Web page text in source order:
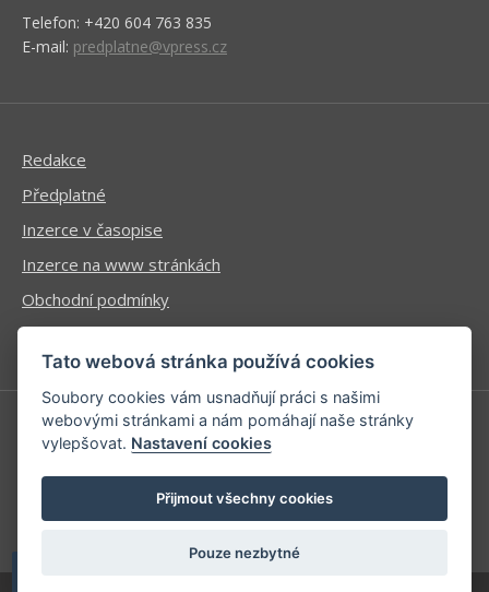
Telefon: +420 604 763 835
E-mail: predplatne@vpress.cz
Redakce
Předplatné
Inzerce v časopise
Inzerce na www stránkách
Obchodní podmínky
Ochrana osobních údajů
Příhlášení | Registrace
Kontaktní informace
Mapa stránek
Tato webová stránka používá cookies
Soubory cookies vám usnadňují práci s našimi
webovými stránkami a nám pomáhají naše stránky
vylepšovat. Nastavení cookies
Přijmout všechny cookies
Pouze nezbytné